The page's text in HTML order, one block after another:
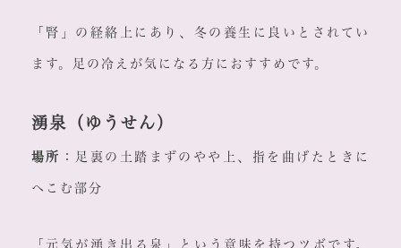
「腎」の経絡上にあり、冬の養生に良いとされてい
ます。足の冷えが気になる方におすすめです。
湧泉（ゆうせん）
場所 ：足裏の土踏まずのやや上、指を曲げたときに
へこむ部分
「元気が湧き出る泉」という意味を持つツボです。